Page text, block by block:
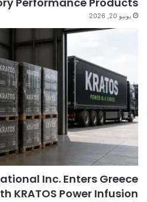
يونيو 20, 2026
Inc. Enters Greece
KRATOS Power Infusion